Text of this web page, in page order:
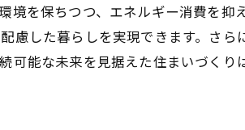
タマイズ可能な収納スペース
テリアの自由な選択肢
トドアリビングの取り入れ方
境を保ちつつ、エネルギー消費を
慮した暮らしを実現できます。さ
可能な未来を見据えた住まいづく